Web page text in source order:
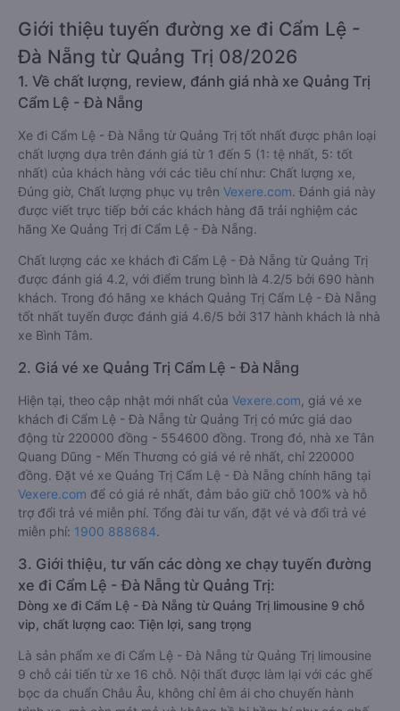
Giới thiệu tuyến đường xe đi Cẩm Lệ -
Đà Nẵng từ Quảng Trị 08/2026
1. Về chất lượng, review, đánh giá nhà xe Quảng Trị
Cẩm Lệ - Đà Nẵng
Xe đi Cẩm Lệ - Đà Nẵng từ Quảng Trị tốt nhất được phân loại
chất lượng dựa trên đánh giá từ 1 đến 5 (1: tệ nhất, 5: tốt
nhất) của khách hàng với các tiêu chí như: Chất lượng xe,
Đúng giờ, Chất lượng phục vụ trên Vexere.com. Đánh giá này
được viết trực tiếp bởi các khách hàng đã trải nghiệm các
hãng Xe Quảng Trị đi Cẩm Lệ - Đà Nẵng.
Chất lượng các xe khách đi Cẩm Lệ - Đà Nẵng từ Quảng Trị
được đánh giá 4.2, với điểm trung bình là 4.2/5 bởi 690 hành
khách. Trong đó hãng xe khách Quảng Trị Cẩm Lệ - Đà Nẵng
tốt nhất tuyến được đánh giá 4.6/5 bởi 317 hành khách là nhà
xe Bình Tâm.
2. Giá vé xe Quảng Trị Cẩm Lệ - Đà Nẵng
Hiện tại, theo cập nhật mới nhất của Vexere.com , giá vé xe
khách đi Cẩm Lệ - Đà Nẵng từ Quảng Trị có mức giá dao
động từ 220000 đồng - 554600 đồng. Trong đó, nhà xe Tân
Quang Dũng - Mến Thương có giá vé rẻ nhất, chỉ 220000
đồng. Đặt vé xe Quảng Trị Cẩm Lệ - Đà Nẵng chính hãng tại
Vexere.com để có giá rẻ nhất, đảm bảo giữ chỗ 100% và hỗ
trợ đổi trả vé miễn phí. Tổng đài tư vấn, đặt vé và đổi trả vé
miễn phí: 1900 888684.
3. Giới thiệu, tư vấn các dòng xe chạy tuyến đường
xe đi Cẩm Lệ - Đà Nẵng từ Quảng Trị:
Dòng xe đi Cẩm Lệ - Đà Nẵng từ Quảng Trị limousine 9 chỗ
vip, chất lượng cao: Tiện lợi, sang trọng
Là sản phẩm xe đi Cẩm Lệ - Đà Nẵng từ Quảng Trị limousine
9 chỗ cải tiến từ xe 16 chỗ. Nội thất được làm lại với các ghế
bọc da chuẩn Châu Âu, không chỉ êm ái cho chuyến hành